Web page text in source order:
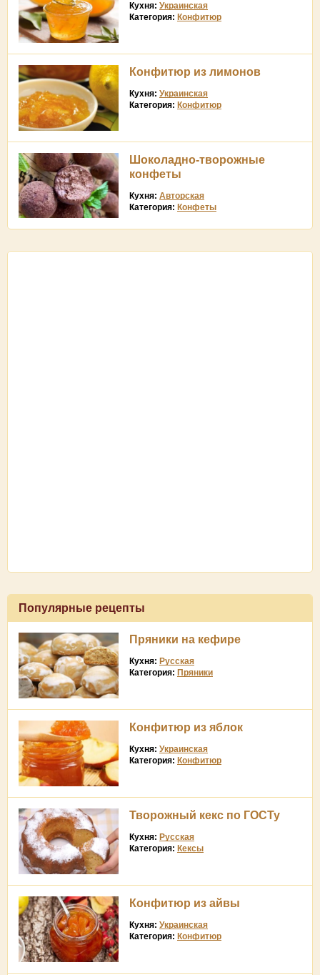
Кухня: Украинская
Категория: Конфитюр
Конфитюр из лимонов
Кухня: Украинская
Категория: Конфитюр
Шоколадно-творожные
конфеты
Кухня: Авторская
Категория: Конфеты
Популярные рецепты
Пряники на кефире
Кухня: Русская
Категория: Пряники
Конфитюр из яблок
Кухня: Украинская
Категория: Конфитюр
Творожный кекс по ГОСТу
Кухня: Русская
Категория: Кексы
Конфитюр из айвы
Кухня: Украинская
Категория: Конфитюр